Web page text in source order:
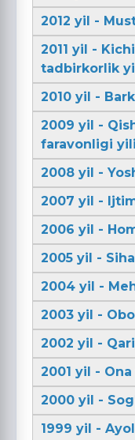
2012 yil -
2011 yil -
tadbirkorlik
2010 yil -
2009 yil -
faravonligi yili
2008 yil -
2007 yil -
2006 yil -
2005 yil -
2004 yil -
2003 yil -
2002 yil -
2001 yil -
2000 yil -
1999 yil -